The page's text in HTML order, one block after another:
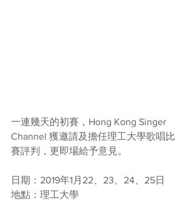
一連幾天的初賽，Hong Kong Singer
Channel 獲邀請及擔任理工大學歌唱比
賽評判，更即場給予意見。
日期：2019年1月22、23、24、25日
地點：理工大學